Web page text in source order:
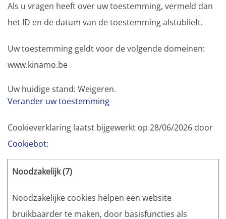
Als u vragen heeft over uw toestemming, vermeld dan
het ID en de datum van de toestemming alstublieft.
Uw toestemming geldt voor de volgende domeinen:
www.kinamo.be
Uw huidige stand: Weigeren.
Verander uw toestemming
Cookieverklaring laatst bijgewerkt op 28/06/2026 door
Cookiebot:
Noodzakelijk (7)
Noodzakelijke cookies helpen een website
bruikbaarder te maken, door basisfuncties als